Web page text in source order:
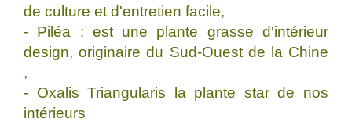
de culture et d'entretien facile,
- Piléa : est une plante grasse d'intérieur
design, originaire du Sud-Ouest de la Chine
,
- Oxalis Triangularis la plante star de nos
intérieurs